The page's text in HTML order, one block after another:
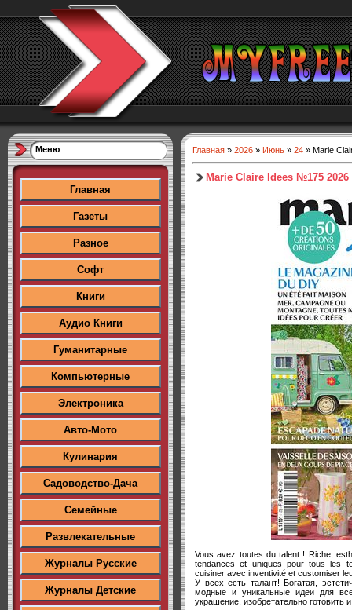
Меню
Главная
Газеты
Разное
Софт
Книги
Аудио Книги
Гуманитарные
Компьютерные
Электроника
Авто-Мото
Кулинария
Садоводство-Дача
Семейные
Развлекательные
Журналы Русские
Журналы Детские
Главная » 2026 » Июнь » 24 » Marie
Marie Claire Idees №175 2026
Vous avez toutes du talent ! Riche,
tendances et uniques pour tous les
cuisiner avec inventivité et customiser
У всех есть талант! Богатая,
модные и уникальные идеи для
украшение, изобретательно готовить